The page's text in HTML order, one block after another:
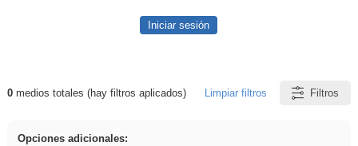
Iniciar sesión
Resultados de: regalo
0medios totales (hay filtros aplicados) Limpiar filtros Filtros
Opciones adicionales: